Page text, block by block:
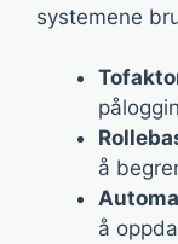
systemene
å
å